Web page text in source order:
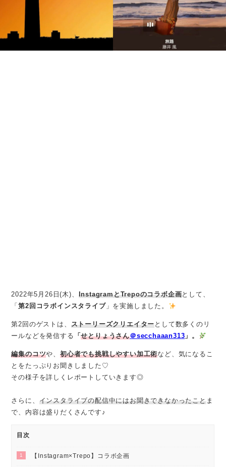
2022年5月26日(木)、 InstagramとTrepoのコラボ企画として、
「第2回コラボインスタライブ」を実施しました。
第2回のゲストは、 ストーリーズクリエイターとして数多くのリ
ールなどを発信する 「せとりょうさん＠secchaaan313 」。
編集のコツや、 初心者でも挑戦しやすい加工術など、気になるこ
とをたっぷりお聞きしました♡
その様子を詳しくレポートしていきます◎
さらに、 インスタライブの配信中にはお聞きできなかったことま
で、内容は盛りだくさんです♪
目次
1 【Instagram×Trepo】コラボ企画